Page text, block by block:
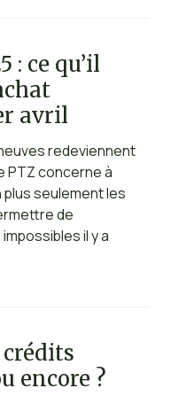
: ce qu’il
avril
redeviennent
PTZ concerne à
seulement les
de
il y a
crédits
encore ?